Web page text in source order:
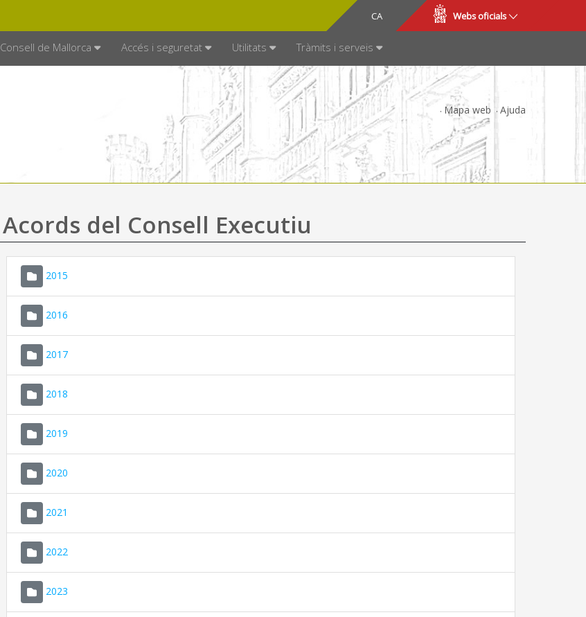
CA
ES Webs oficials
Consell de Mallorca Accés i seguretat Utilitats Tràmits i serveis
Mapa web Ajuda
Acords del Consell Executiu
2015
2016
2017
2018
2019
2020
2021
2022
2023